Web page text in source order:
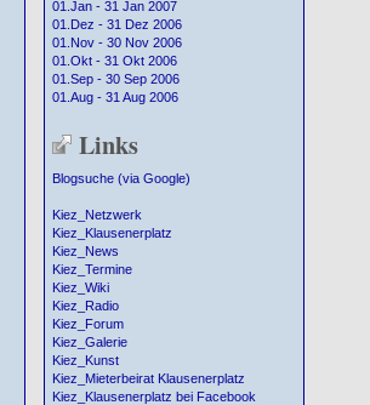
01.Jan - 31 Jan 2007
01.Dez - 31 Dez 2006
01.Nov - 30 Nov 2006
01.Okt - 31 Okt 2006
01.Sep - 30 Sep 2006
01.Aug - 31 Aug 2006
Links
Blogsuche (via Google)
Kiez_Netzwerk
Kiez_Klausenerplatz
Kiez_News
Kiez_Termine
Kiez_Wiki
Kiez_Radio
Kiez_Forum
Kiez_Galerie
Kiez_Kunst
Kiez_Mieterbeirat Klausenerplatz
Kiez_Klausenerplatz bei Facebook